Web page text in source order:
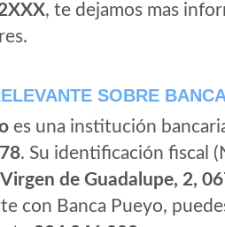
, te dejamos mas
SOBRE
es una institución
. Su identificación fiscal
de Guadalupe, 2,
con Banca Pueyo,